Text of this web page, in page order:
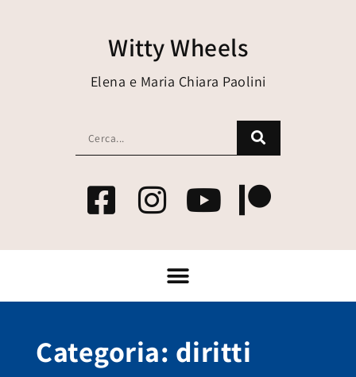
Witty Wheels
Elena e Maria Chiara Paolini
Categoria: diritti